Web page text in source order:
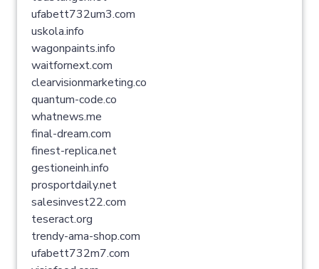
ufabett732um3.com
uskola.info
wagonpaints.info
waitfornext.com
clearvisionmarketing.co
quantum-code.co
whatnews.me
final-dream.com
finest-replica.net
gestioneinh.info
prosportdaily.net
salesinvest22.com
teseract.org
trendy-ama-shop.com
ufabett732m7.com